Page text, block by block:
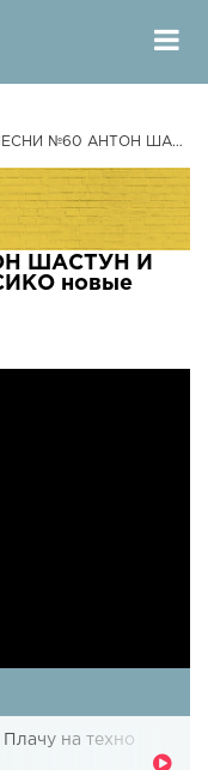
ШАСТУН И АЙДАР ГАРАЕВ | ЭЛЬ КЛАСИКО
ШАСТУН И
новые
на техно